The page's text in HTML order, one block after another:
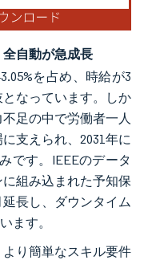
自動が急成長
を占め、時給が3
なっています。しか
足の中で労働者一人
支えられ、2031年に
です。IEEEのデータ
組み込まれた予知保
長し、ダウンタイム
ます。
り簡単なスキル要件